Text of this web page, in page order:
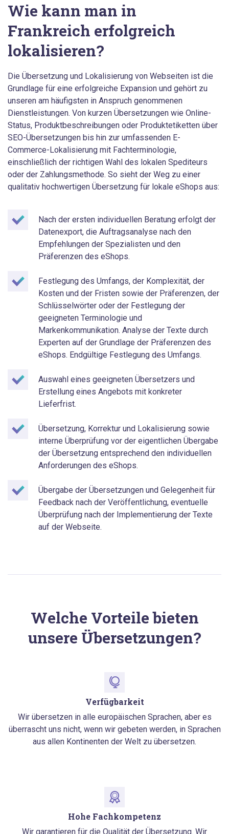
Wie kann man in
Frankreich erfolgreich
lokalisieren?
Die Übersetzung und Lokalisierung von Webseiten ist die
Grundlage für eine erfolgreiche Expansion und gehört zu
unseren am häufigsten in Anspruch genommenen
Dienstleistungen. Von kurzen Übersetzungen wie Online-
Status, Produktbeschreibungen oder Produktetiketten über
SEO-Übersetzungen bis hin zur umfassenden E-
Commerce-Lokalisierung mit Fachterminologie,
einschließlich der richtigen Wahl des lokalen Spediteurs
oder der Zahlungsmethode. So sieht der Weg zu einer
qualitativ hochwertigen Übersetzung für lokale eShops aus:
Nach der ersten individuellen Beratung erfolgt der
Datenexport, die Auftragsanalyse nach den
Empfehlungen der Spezialisten und den
Präferenzen des eShops.
Festlegung des Umfangs, der Komplexität, der
Kosten und der Fristen sowie der Präferenzen, der
Schlüsselwörter oder der Festlegung der
geeigneten Terminologie und
Markenkommunikation. Analyse der Texte durch
Experten auf der Grundlage der Präferenzen des
eShops. Endgültige Festlegung des Umfangs.
Auswahl eines geeigneten Übersetzers und
Erstellung eines Angebots mit konkreter
Lieferfrist.
Übersetzung, Korrektur und Lokalisierung sowie
interne Überprüfung vor der eigentlichen Übergabe
der Übersetzung entsprechend den individuellen
Anforderungen des eShops.
Übergabe der Übersetzungen und Gelegenheit für
Feedback nach der Veröffentlichung, eventuelle
Überprüfung nach der Implementierung der Texte
auf der Webseite.
Welche Vorteile bieten
unsere Übersetzungen?
Verfügbarkeit
Wir übersetzen in alle europäischen Sprachen, aber es
überrascht uns nicht, wenn wir gebeten werden, in Sprachen
aus allen Kontinenten der Welt zu übersetzen.
Hohe Fachkompetenz
Wir garantieren für die Qualität der Übersetzung. Wir